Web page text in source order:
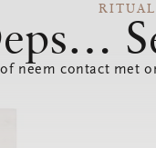
neem contact met